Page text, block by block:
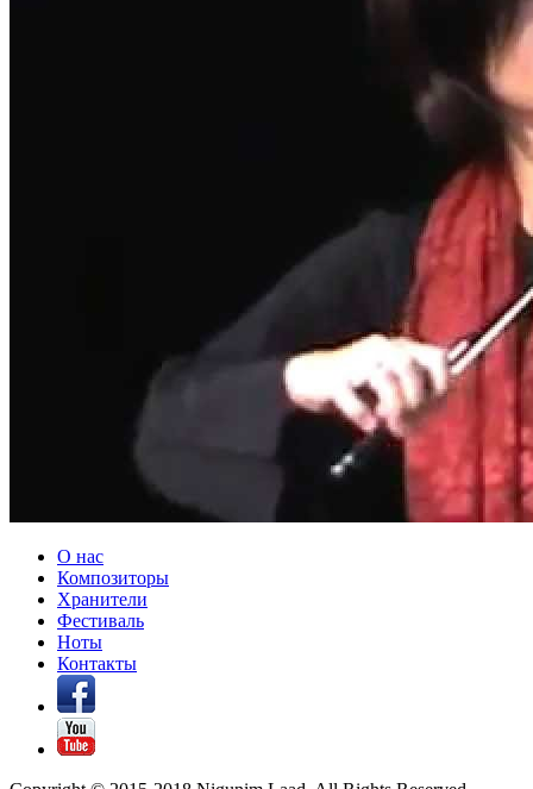
О нас
Композиторы
Хранители
Фестиваль
Ноты
Контакты